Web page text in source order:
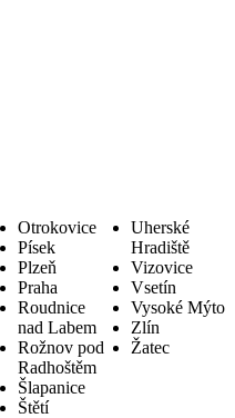
Otrokovice
Písek
Plzeň
Praha
Roudnice
nad Labem
Rožnov pod
Radhoštěm
Šlapanice
Štětí
Uherské
Hradiště
Vizovice
Vsetín
Vysoké Mýto
Zlín
Žatec